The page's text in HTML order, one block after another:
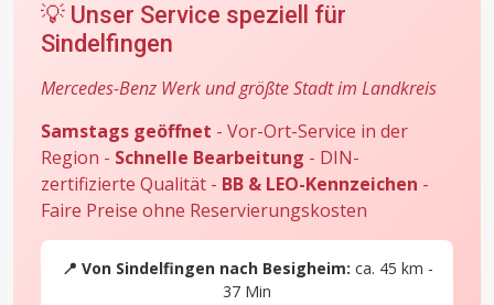
💡 Unser Service speziell für
Sindelfingen
Mercedes-Benz Werk und größte Stadt im Landkreis
Samstags geöffnet - Vor-Ort-Service in der
Region - Schnelle Bearbeitung - DIN-
zertifizierte Qualität - BB & LEO-Kennzeichen -
Faire Preise ohne Reservierungskosten
📍 Von Sindelfingen nach Besigheim: ca. 45 km -
37 Min